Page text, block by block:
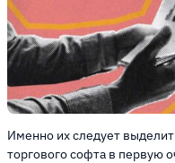
Именно их следует
торгового софта в первую